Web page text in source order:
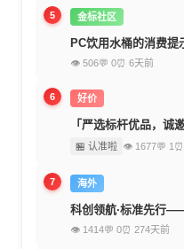
5 金标社区
PC饮用水桶的消费提
👁 506💬 0⏰ 6天前
6 好价
「严选标杆优品，诚
🏪 认准啦 👁 1677💬 1
7 海外
科创领航·标准先行
👁 1414💬 0⏰ 274天前